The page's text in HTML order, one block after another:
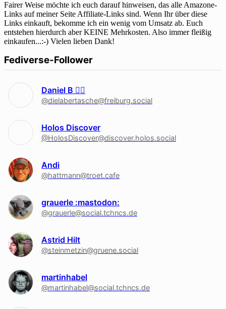
Fairer Weise möchte ich euch darauf hinweisen, das alle Amazone-
Links auf meiner Seite Affiliate-Links sind. Wenn Ihr über diese
Links einkauft, bekomme ich ein wenig vom Umsatz ab. Euch
entstehen hierdurch aber KEINE Mehrkosten. Also immer fleißig
einkaufen...:-) Vielen lieben Dank!
Fediverse-Follower
Daniel B 🏳‍🌈
@dielabertasche@freiburg.social
Holos Discover
@HolosDiscover@discover.holos.social
Andi
@hattmann@troet.cafe
grauerle :mastodon:
@grauerle@social.tchncs.de
Astrid Hilt
@steinmetzin@gruene.social
martinhabel
@martinhabel@social.tchncs.de